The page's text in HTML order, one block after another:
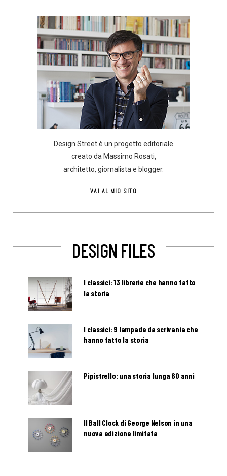
Design Street è un progetto editoriale
creato da Massimo Rosati,
architetto, giornalista e blogger.
VAI AL MIO SITO
DESIGN FILES
I classici: 13 librerie che hanno fatto
la storia
I classici: 9 lampade da scrivania che
hanno fatto la storia
Pipistrello: una storia lunga 60 anni
Il Ball Clock di George Nelson in una
nuova edizione limitata